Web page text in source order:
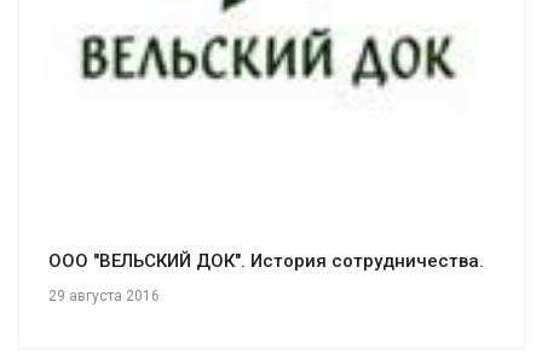
ООО "ВЕЛЬСКИЙ ДОК". История сотрудничества.
29 августа 2016